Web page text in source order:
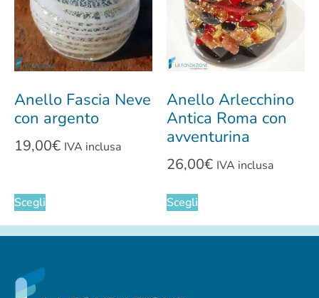
Anello Fascia Neve
con argento
19,00€ IVA inclusa
Scegli
Anello Arlecchino
Antica Roma con
avventurina
26,00€ IVA inclusa
Scegli